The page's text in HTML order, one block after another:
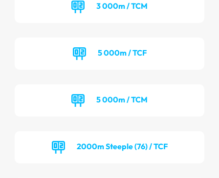
3 000m / TCM
5 000m / TCF
5 000m / TCM
2000m Steeple (76) / TCF